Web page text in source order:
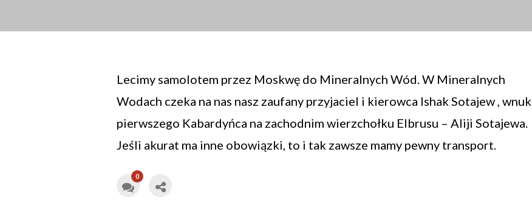
Lecimy samolotem przez Moskwę do Mineralnych Wód. W Mineralnych
Wodach czeka na nas nasz zaufany przyjaciel i kierowca Ishak Sotajew , wnuk
pierwszego Kabardyńca na zachodnim wierzchołku Elbrusu – Aliji Sotajewa.
Jeśli akurat ma inne obowiązki, to i tak zawsze mamy pewny transport.
0